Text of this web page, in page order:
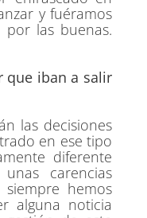
y fuéramos
las buenas.
que iban a salir
las decisiones
en ese tipo
diferente
carencias
hemos
alguna noticia